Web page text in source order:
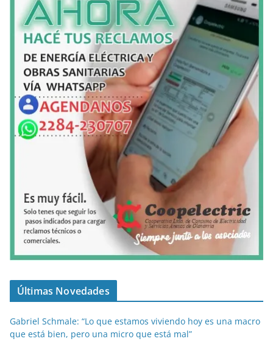
Últimas Novedades
Gabriel Schmale: “Lo que estamos viviendo hoy es una macro
que está bien, pero una micro que está mal”